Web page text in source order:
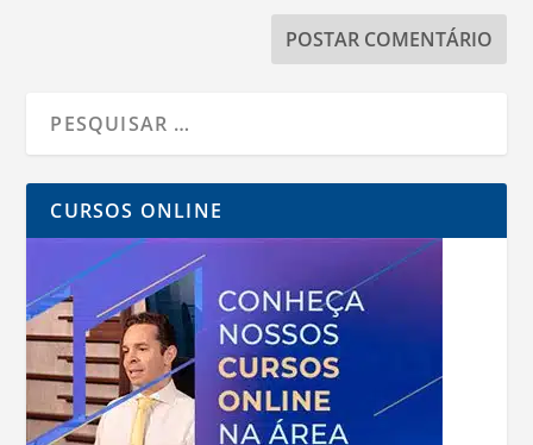
CURSOS ONLINE